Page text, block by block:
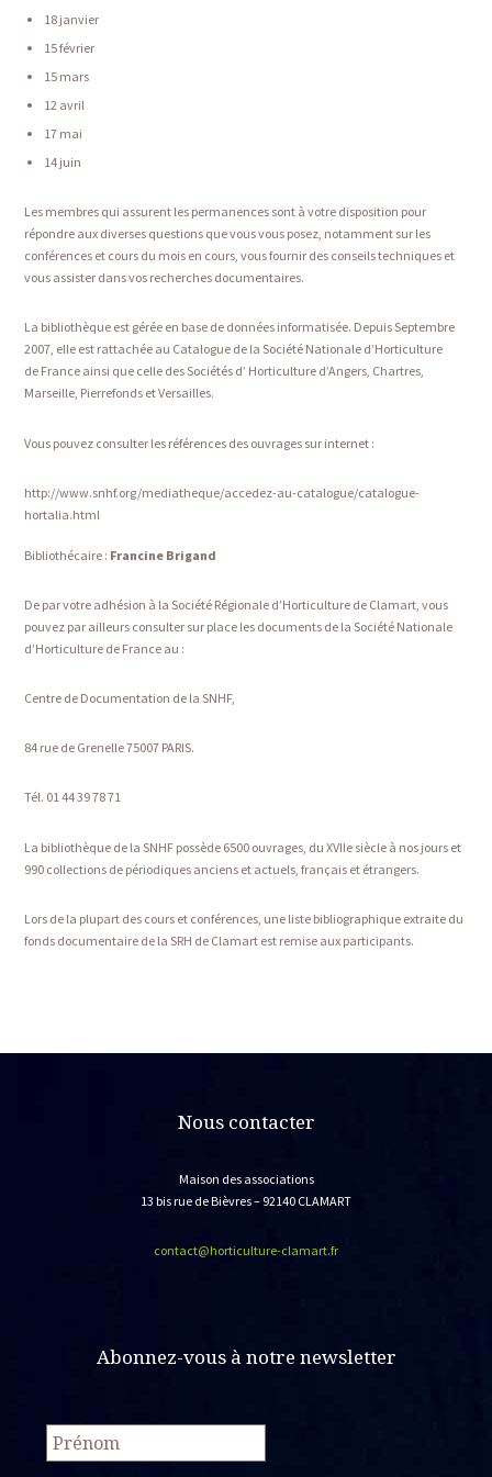
18 janvier
15 février
15 mars
12 avril
17 mai
14 juin
Les membres qui assurent les permanences sont à votre disposition pour
répondre aux diverses questions que vous vous posez, notamment sur les
conférences et cours du mois en cours, vous fournir des conseils techniques et
vous assister dans vos recherches documentaires.
La bibliothèque est gérée en base de données informatisée. Depuis Septembre
2007, elle est rattachée au Catalogue de la Société Nationale d’Horticulture
de France ainsi que celle des Sociétés d’ Horticulture d’Angers, Chartres,
Marseille, Pierrefonds et Versailles.
Vous pouvez consulter les références des ouvrages sur internet :
http://www.snhf.org/mediatheque/accedez-au-catalogue/catalogue-
hortalia.html
Bibliothécaire : Francine Brigand
De par votre adhésion à la Société Régionale d’Horticulture de Clamart, vous
pouvez par ailleurs consulter sur place les documents de la Société Nationale
d’Horticulture de France au :
Centre de Documentation de la SNHF,
84 rue de Grenelle 75007 PARIS.
Tél. 01 44 39 78 71
La bibliothèque de la SNHF possède 6500 ouvrages, du XVIIe siècle à nos jours et
990 collections de périodiques anciens et actuels, français et étrangers.
Lors de la plupart des cours et conférences, une liste bibliographique extraite du
fonds documentaire de la SRH de Clamart est remise aux participants.
Nous contacter
Maison des associations
13 bis rue de Bièvres – 92140 CLAMART
contact@horticulture-clamart.fr
Abonnez-vous à notre newsletter